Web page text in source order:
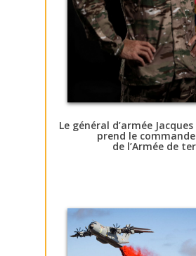
Le général d’armée
prend le
de l’Armée de